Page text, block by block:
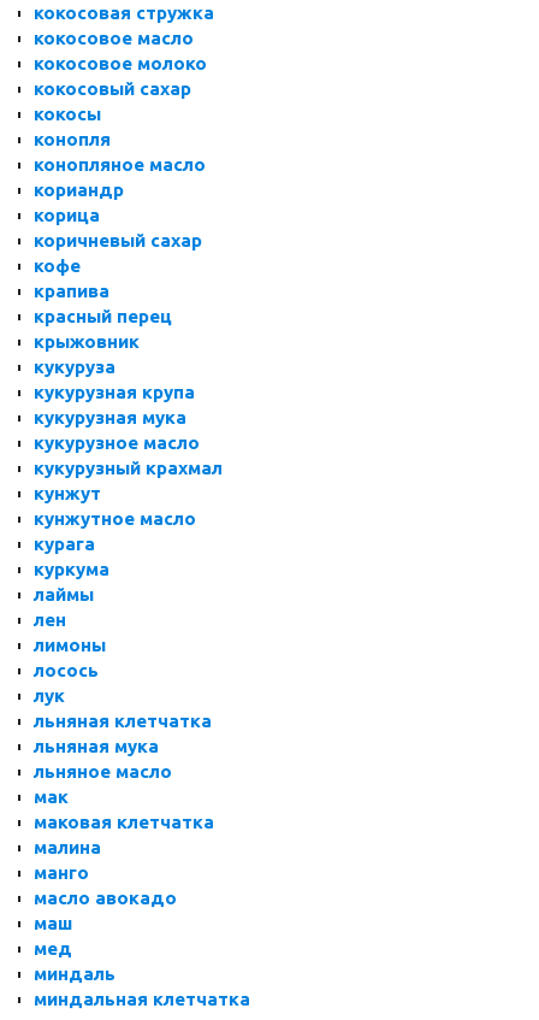
кокосовая стружка
кокосовое масло
кокосовое молоко
кокосовый сахар
кокосы
конопля
конопляное масло
кориандр
корица
коричневый сахар
кофе
крапива
красный перец
крыжовник
кукуруза
кукурузная крупа
кукурузная мука
кукурузное масло
кукурузный крахмал
кунжут
кунжутное масло
курага
куркума
лаймы
лен
лимоны
лосось
лук
льняная клетчатка
льняная мука
льняное масло
мак
маковая клетчатка
малина
манго
масло авокадо
маш
мед
миндаль
миндальная клетчатка